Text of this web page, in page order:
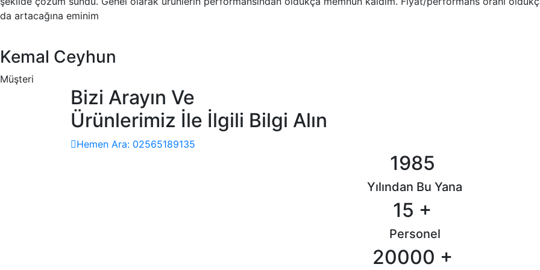
da artacağına eminim
Kemal Ceyhun
Müşteri
Bizi Arayın Ve
Ürünlerimiz İle İlgili Bilgi Alın
Hemen Ara: 02565189135
1985
Yılından Bu Yana
15 +
Personel
20000 +